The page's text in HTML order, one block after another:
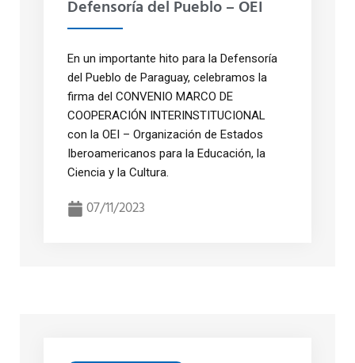
Defensoría del Pueblo – OEI
En un importante hito para la Defensoría
del Pueblo de Paraguay, celebramos la
firma del CONVENIO MARCO DE
COOPERACIÓN INTERINSTITUCIONAL
con la OEI – Organización de Estados
Iberoamericanos para la Educación, la
Ciencia y la Cultura.
07/11/2023